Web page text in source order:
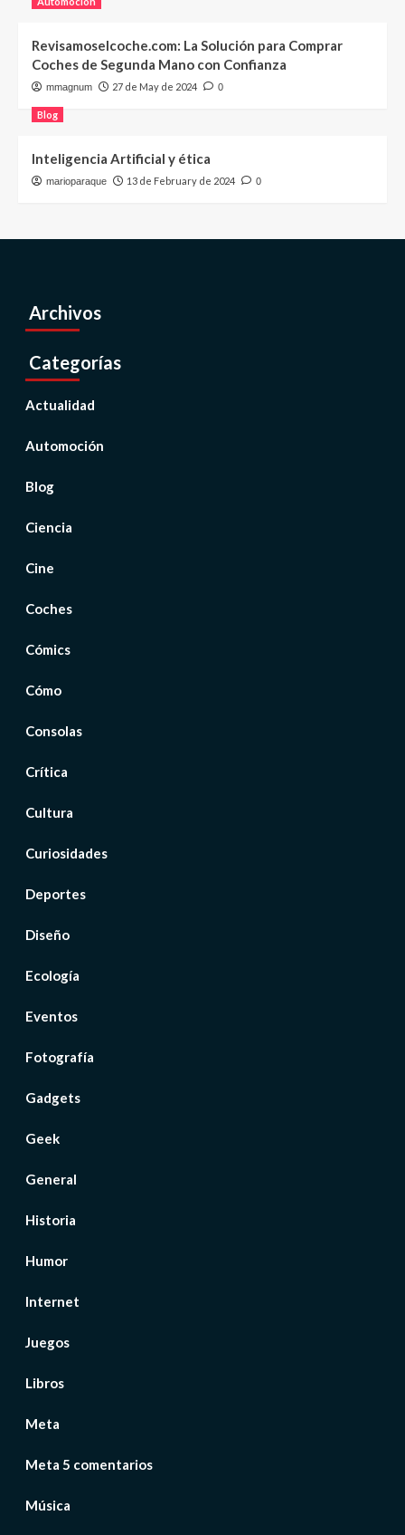
Revisamoselcoche.com: La Solución para Comprar
Coches de Segunda Mano con Confianza
mmagnum 27 de May de 2024 0
Blog
Inteligencia Artificial y ética
marioparaque 13 de February de 2024 0
Archivos
Categorías
Actualidad
Automoción
Blog
Ciencia
Cine
Coches
Cómics
Cómo
Consolas
Crítica
Cultura
Curiosidades
Deportes
Diseño
Ecología
Eventos
Fotografía
Gadgets
Geek
General
Historia
Humor
Internet
Juegos
Libros
Meta
Meta 5 comentarios
Música